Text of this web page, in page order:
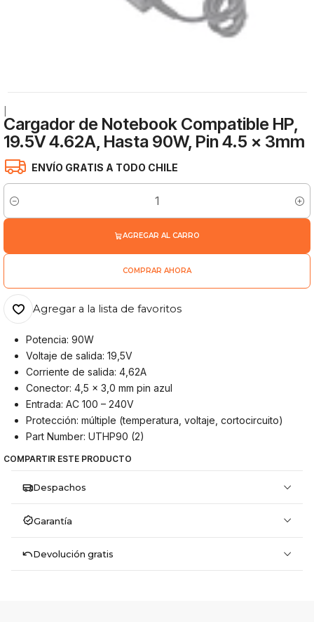
Cargador de Notebook Compatible HP,
19.5V 4.62A, Hasta 90W, Pin 4.5 x 3mm
ENVÍO GRATIS A TODO CHILE
Cantidad
AGREGAR AL CARRO
COMPRAR AHORA
Agregar a la lista de favoritos
Potencia: 90W
Voltaje de salida: 19,5V
Corriente de salida: 4,62A
Conector: 4,5 x 3,0 mm pin azul
Entrada: AC 100 – 240V
Protección: múltiple (temperatura, voltaje, cortocircuito)
Part Number: UTHP90 (2)
COMPARTIR ESTE PRODUCTO
Despachos
Garantía
Devolución gratis